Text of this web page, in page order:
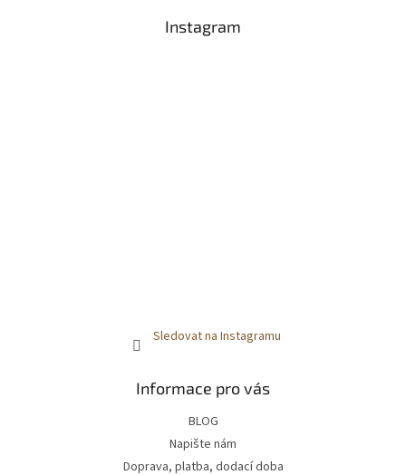
Instagram
Sledovat na Instagramu
Informace pro vás
BLOG
Napište nám
Doprava, platba, dodací doba